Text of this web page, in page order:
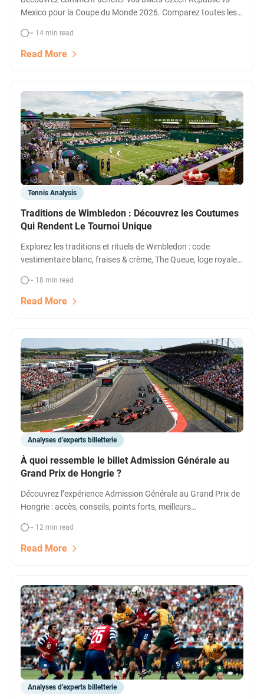
Mexico pour la Coupe du Monde 2026. Comparez toutes les
prix pour ce match clé à Mexico.
~ 14 min read
Read More
Tennis Analysis
Traditions de Wimbledon : Découvrez les Coutumes
Qui Rendent Le Tournoi Unique
Explorez les traditions et rituels de Wimbledon : code
vestimentaire blanc, fraises & crème, The Queue, loge royale…
Préparez votre visite !
~ 18 min read
Read More
Analyses d’experts billetterie
À quoi ressemble le billet Admission Générale au
Grand Prix de Hongrie ?
Découvrez l’expérience Admission Générale au Grand Prix de
Hongrie : accès, conseils, points forts, meilleurs
end F1 à Budapest.
~ 12 min read
Read More
Analyses d’experts billetterie